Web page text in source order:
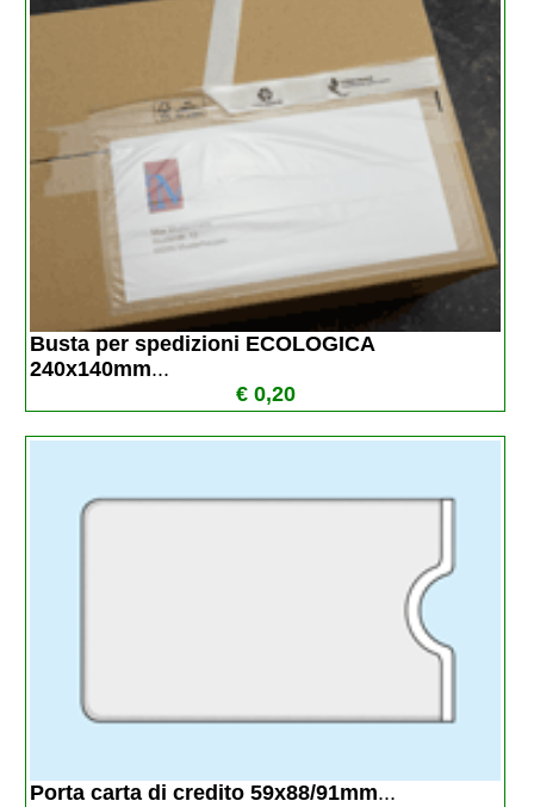
Busta per spedizioni ECOLOGICA
240x140mm...
€ 0,20
Porta carta di credito 59x88/91mm...